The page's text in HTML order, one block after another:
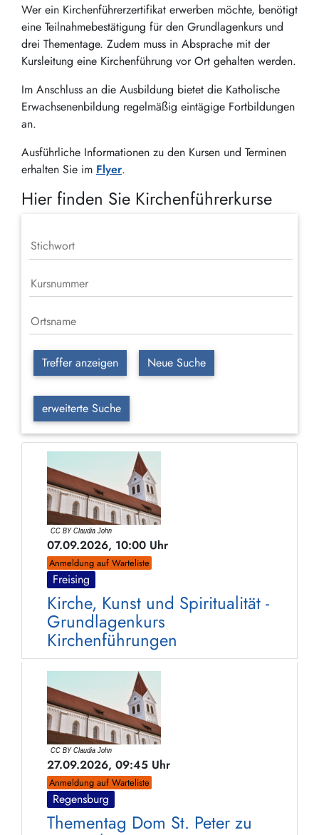
Wer ein Kirchenführerzertifikat erwerben möchte, benötigt
eine Teilnahmebestätigung für den Grundlagenkurs und
drei Thementage. Zudem muss in Absprache mit der
Kursleitung eine Kirchenführung vor Ort gehalten werden.
Im Anschluss an die Ausbildung bietet die Katholische
Erwachsenenbildung regelmäßig eintägige Fortbildungen
an.
Ausführliche Informationen zu den Kursen und Terminen
erhalten Sie im Flyer.
Hier finden Sie Kirchenführerkurse
Treffer anzeigen Neue Suche
erweiterte Suche
07.09.2026, 10:00 Uhr
Anmeldung auf Warteliste
Freising
Kirche, Kunst und Spiritualität -
Grundlagenkurs
Kirchenführungen
27.09.2026, 09:45 Uhr
Anmeldung auf Warteliste
Regensburg
Thementag Dom St. Peter zu